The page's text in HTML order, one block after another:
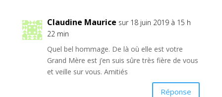
Claudine Maurice sur 18 juin 2019 à 15 h
22 min
Quel bel hommage. De là où elle est votre
Grand Mère est j’en suis sûre très fière de vous
et veille sur vous. Amitiés
Réponse